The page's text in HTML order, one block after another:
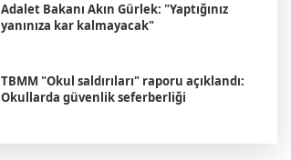
Adalet Bakanı Akın Gürlek: "Yaptığınız
yanınıza kar kalmayacak"
TBMM "Okul saldırıları" raporu açıklandı:
Okullarda güvenlik seferberliği